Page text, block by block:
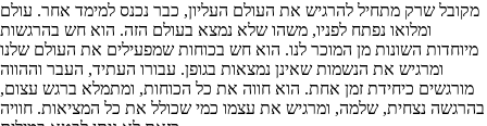
מקובל שרק מתחיל להרגיש את העולם העליון, כבר נכנס למימד אחר. עולם
ומלואו נפתח לפניו, משהו שלא נמצא בעולם הזה. הוא חש בהרגשות
מיוחדות השונות מן המוכר לנו. הוא חש בכוחות שמפעילים את העולם שלנו
ומרגיש את הנשמות שאינן נמצאות בגופן. עבורו העתיד, העבר וההווה
מורגשים כיחידת זמן אחת. הוא חווה את כל הכוחות, ומתמלא ברגש עצום,
בהרגשה נצחית, שלמה, ומרגיש את עצמו כמי שכולל את כל המציאות. חוויה